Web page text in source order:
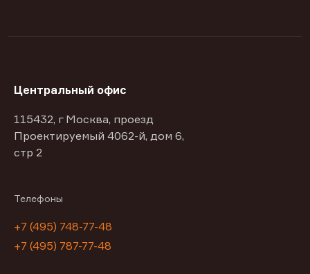
Центральный офис
115432, г Москва, проезд
Проектируемый 4062-й, дом 6,
стр 2
Телефоны
+7 (495) 748-77-48
+7 (495) 787-77-48